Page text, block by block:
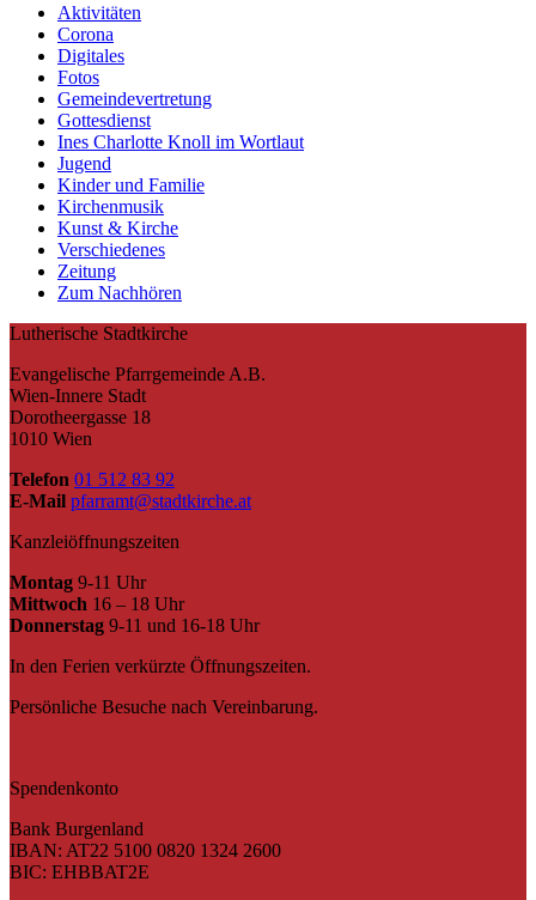
Aktivitäten
Corona
Digitales
Fotos
Gemeindevertretung
Gottesdienst
Ines Charlotte Knoll im Wortlaut
Jugend
Kinder und Familie
Kirchenmusik
Kunst & Kirche
Verschiedenes
Zeitung
Zum Nachhören
Lutherische Stadtkirche
Evangelische Pfarrgemeinde A.B.
Wien-Innere Stadt
Dorotheergasse 18
1010 Wien
Telefon 01 512 83 92
E-Mail pfarramt@stadtkirche.at
Kanzleiöffnungszeiten
Montag 9-11 Uhr
Mittwoch 16 – 18 Uhr
Donnerstag 9-11 und 16-18 Uhr
In den Ferien verkürzte Öffnungszeiten.
Persönliche Besuche nach Vereinbarung.
Spendenkonto
Bank Burgenland
IBAN: AT22 5100 0820 1324 2600
BIC: EHBBAT2E